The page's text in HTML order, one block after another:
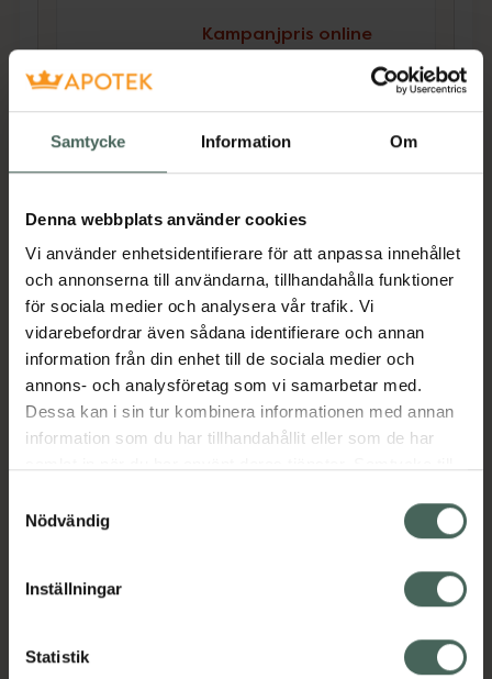
Samtycke Information Om
Denna webbplats använder cookies
Vi använder enhetsidentifierare för att anpassa innehållet
och annonserna till användarna, tillhandahålla funktioner
för sociala medier och analysera vår trafik. Vi
vidarebefordrar även sådana identifierare och annan
information från din enhet till de sociala medier och
annons- och analysföretag som vi samarbetar med.
Dessa kan i sin tur kombinera informationen med annan
information som du har tillhandahållit eller som de har
återkalla ditt samtycke via webbplatsens
cookieinställningar. Ett återkallat samtycke påverkar inte
lagligheten av behandling som skett innan återkallelsen.
Nödvändig
Inställningar
Statistik
Kampanjpris online
30,90 kr
Trixie Tandvårdsset Katt
Kampanjpris online
42,40 kr
Tidigare pris:53 kr
Köp båda för:67,12 kr
Köp båda
Beskrivning Dölj
EU
EAN: